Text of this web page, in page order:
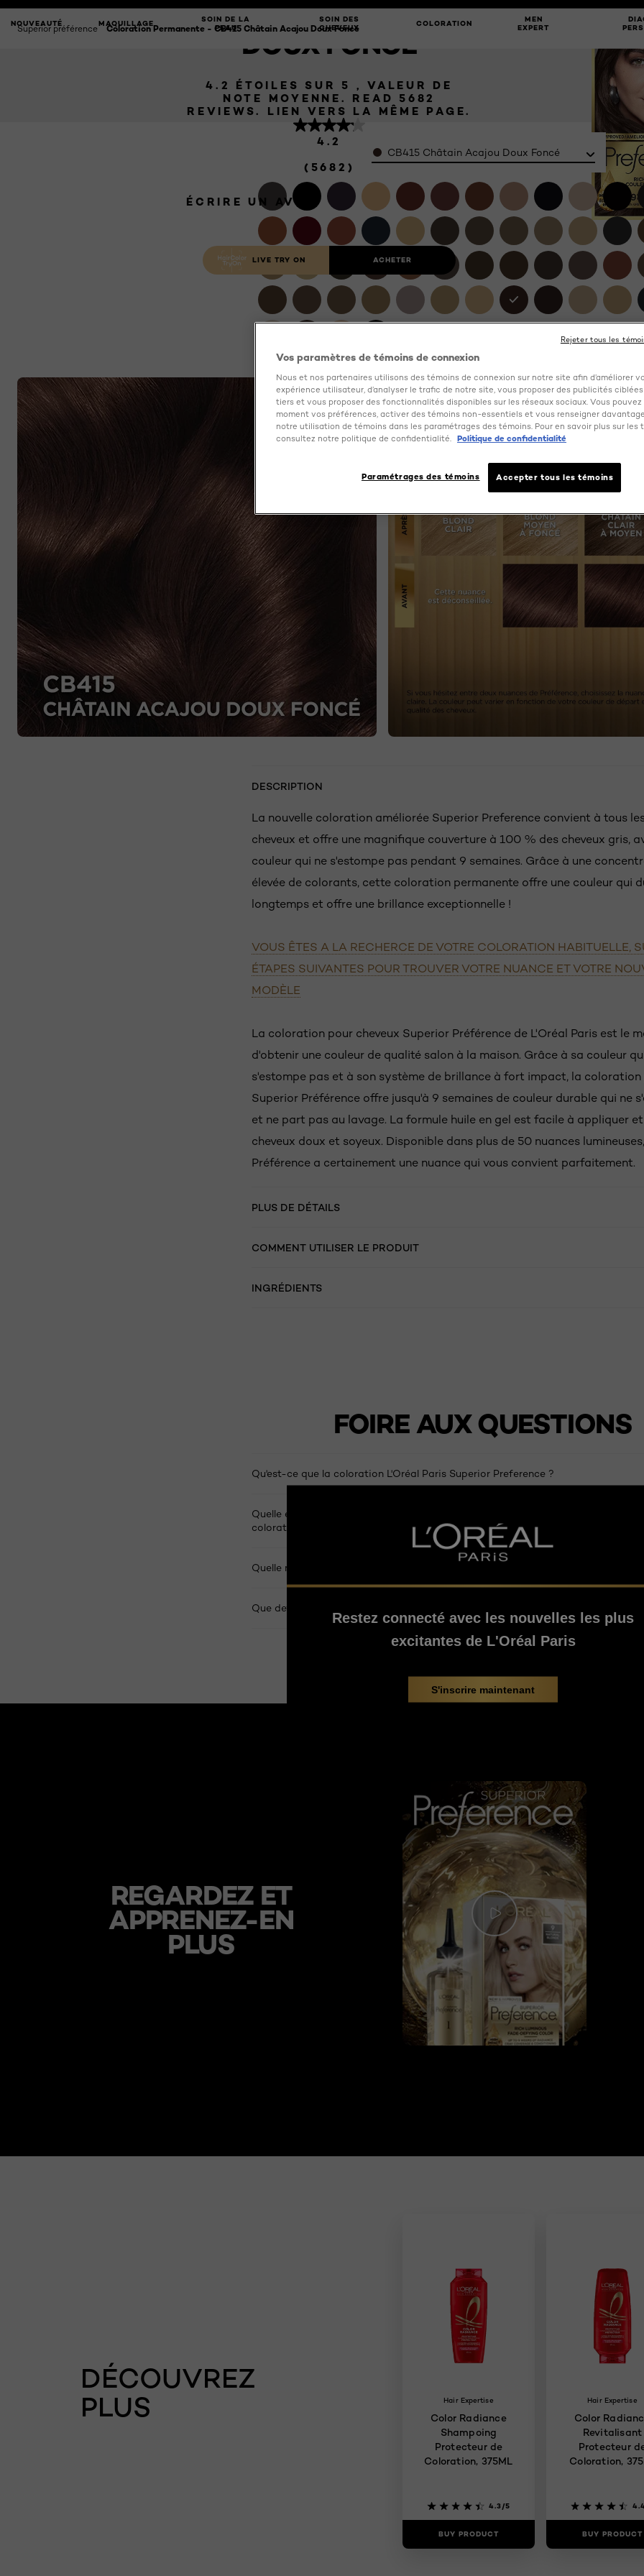
POUR DES MISES À JOUR EXCLUSIVES : INSCRIVEZ-VOUS À NOTRE
NOUVEAUTÉ MAQUILLAGE
SOIN DE LA
PEAU
SOIN DES
CHEVEUX
COLORATION
MEN
EXPERT
CHÂTAIN ACAJOU
DOUX FONCÉ
4.2 ÉTOILES SUR 5 , VALEUR DE
NOTE MOYENNE. READ 5682
REVIEWS. LIEN VERS LA MÊME PAGE.
4.2
(5682)
ÉCRIRE UN AVIS
LIVE TRY ON ACHETER
ColorCB415 Châtain Acajou Doux Foncé
DESCRIPTION
La nouvelle coloration améliorée Superior Preference convient à tous
cheveux et offre une magnifique couverture à 100 % des cheveux gris,
couleur qui ne s'estompe pas pendant 9 semaines. Grâce à une
élevée de colorants, cette coloration permanente offre une couleur qui
longtemps et offre une brillance exceptionnelle !
VOUS ÊTES A LA RECHERCE DE VOTRE COLORATION HABITUELLE,
ÉTAPES SUIVANTES POUR TROUVER VOTRE NUANCE ET VOTRE
MODÈLE
La coloration pour cheveux Superior Préférence de L'Oréal Paris est le
d'obtenir une couleur de qualité salon à la maison. Grâce à sa couleur
s'estompe pas et à son système de brillance à fort impact, la coloration
Superior Préférence offre jusqu'à 9 semaines de couleur durable qui ne
et ne part pas au lavage. La formule huile en gel est facile à appliquer
cheveux doux et soyeux. Disponible dans plus de 50 nuances
Préférence a certainement une nuance qui vous convient parfaitement.
PLUS DE DÉTAILS
COMMENT UTILISER LE PRODUIT
INGRÉDIENTS
FOIRE AUX QUESTIONS
Qu'est-ce que la coloration L'Oréal Paris Superior Preference ?
Quelle est la différence entre la coloration L'Oréal Paris Superior Preference et la
coloration L'Oréal Paris Excellence Crème?
Quelle nuance de L'Oréal Paris Superior Preference devrais-je choisir ?
Que devrais-je utiliser pour entretenir ma couleur de cheveux ?
REGARDEZ ET
APPRENEZ-EN
PLUS
DÉCOUVREZ
PLUS
Hair Expertise
Color Radiance
Shampoing
Protecteur de
Coloration, 375ML
4.3/5
BUY PRODUCT
Hair Expertise
Color
Revitalisant
Protecteur
Coloration,
BUY PRODUCT
Superior préférence Coloration Permanente - CB415 Châtain Acajou Doux Foncé
Restez connecté avec les nouvelles les plus
excitantes de L'Oréal Paris
S'inscrire maintenant
Vos paramètres de témoins de connexion
Nous et nos partenaires utilisons des témoins de connexion sur notre site afin d’améliorer
expérience utilisateur, d’analyser le trafic de notre site, vous proposer des publicités
tiers et vous proposer des fonctionnalités disponibles sur les réseaux sociaux. Vous
moment vos préférences, activer des témoins non-essentiels et vous renseigner
notre utilisation de témoins dans les paramétrages des témoins. Pour en savoir plus sur les
consultez notre politique de confidentialité. Politique de confidentialité
Accepter tous les témoins
Paramétrages des témoins
Rejeter tous les